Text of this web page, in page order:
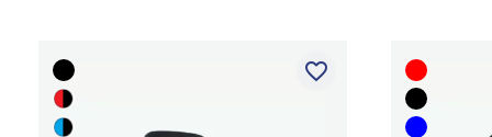
favorite_border